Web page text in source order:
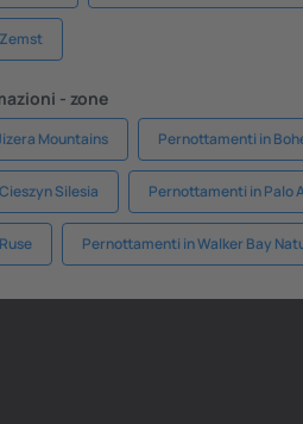
- zone
Mountains Pernottamenti in
Silesia Pernottamenti in Palo
Pernottamenti in Walker Bay